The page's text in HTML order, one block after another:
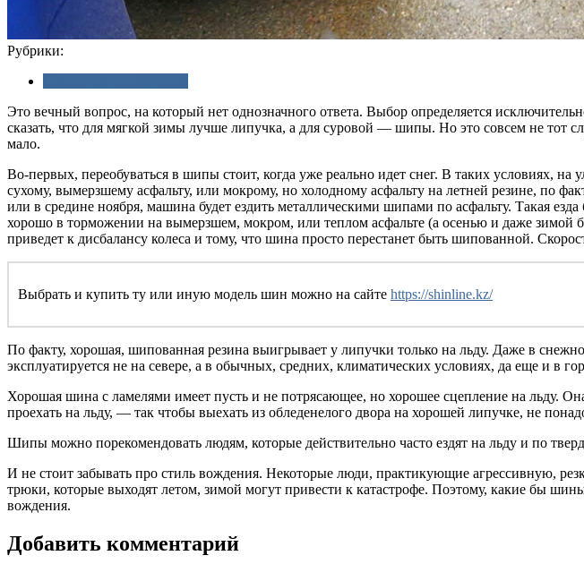
Рубрики:
Это вечный вопрос, на который нет однозначного ответа. Выбор определяется
сказать, что для мягкой зимы лучше липучка, а для суровой — шипы. Но это совсем не
мало.
Во-первых, переобуваться в шипы стоит, когда уже реально идет снег. В таких условиях,
сухому, вымерзшему асфальту, или мокрому, но холодному асфальту на летней резине, по
или в средине ноября, машина будет ездить металлическими шипами по асфальту. Такая
хорошо в торможении на вымерзшем, мокром, или теплом асфальте (а осенью и даже зимой
приведет к дисбалансу колеса и тому, что шина просто перестанет быть шипованной.
Выбрать и купить ту или иную модель шин можно на сайте https://shinline.kz/
По факту, хорошая, шипованная резина выигрывает у липучки только на льду. Даже в
эксплуатируется не на севере, а в обычных, средних, климатических условиях, да еще и в
Хорошая шина с ламелями имеет пусть и не потрясающее, но хорошее сцепление на льду.
проехать на льду, — так чтобы выехать из обледенелого двора на хорошей липучке, не
Шипы можно порекомендовать людям, которые действительно часто ездят на льду и по
И не стоит забывать про стиль вождения. Некоторые люди, практикующие агрессивную,
трюки, которые выходят летом, зимой могут привести к катастрофе. Поэтому, какие бы
вождения.
Добавить комментарий